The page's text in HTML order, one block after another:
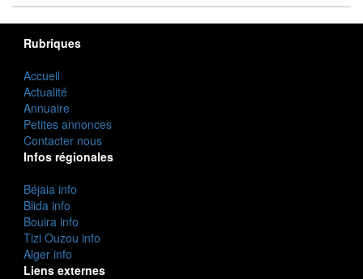
Rubriques
Accueil
Actualité
Annuaire
Petites annonces
Contacter nous
Infos régionales
Béjaia info
Blida info
Bouira info
Tizi Ouzou info
Alger info
Liens externes